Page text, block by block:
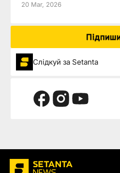
20 Mar, 2026
Слідкуй за Setanta